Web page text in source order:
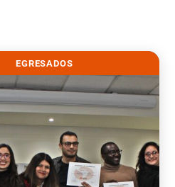
EGRESADOS